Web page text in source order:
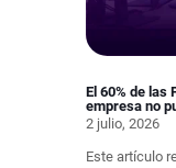
El 60% de las
empresa no
2 julio, 2026
Este artículo